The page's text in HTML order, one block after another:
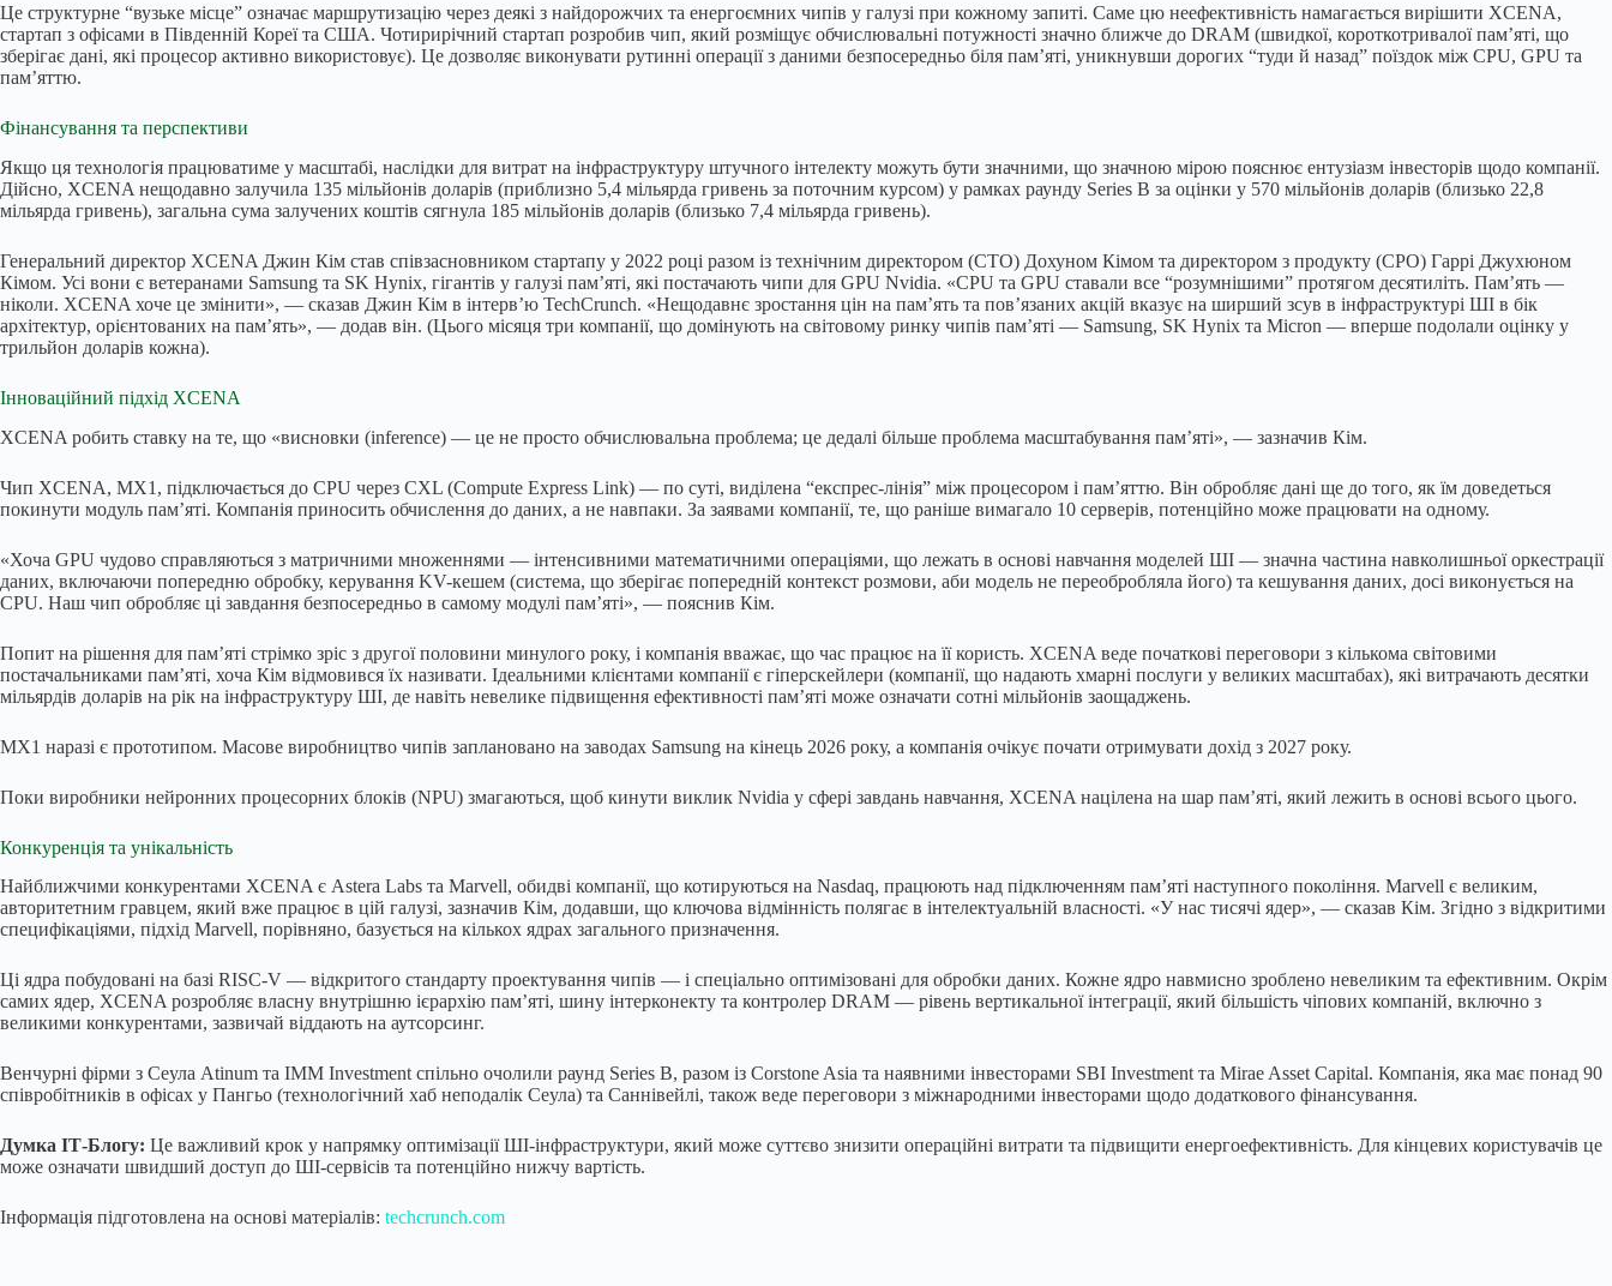
Це структурне “вузьке місце” означає маршрутизацію через деякі з найдорожчих та енергоємних чипів у галузі при кожному запиті. Саме цю неефективність намагається вирішити XCENA,
стартап з офісами в Південній Кореї та США. Чотирирічний стартап розробив чип, який розміщує обчислювальні потужності значно ближче до DRAM (швидкої, короткотривалої пам’яті, що
зберігає дані, які процесор активно використовує). Це дозволяє виконувати рутинні операції з даними безпосередньо біля пам’яті, уникнувши дорогих “туди й назад” поїздок між CPU, GPU та
пам’яттю.
Фінансування та перспективи
Якщо ця технологія працюватиме у масштабі, наслідки для витрат на інфраструктуру штучного інтелекту можуть бути значними, що значною мірою пояснює ентузіазм інвесторів щодо компанії.
Дійсно, XCENA нещодавно залучила 135 мільйонів доларів (приблизно 5,4 мільярда гривень за поточним курсом) у рамках раунду Series B за оцінки у 570 мільйонів доларів (близько 22,8
мільярда гривень), загальна сума залучених коштів сягнула 185 мільйонів доларів (близько 7,4 мільярда гривень).
Генеральний директор XCENA Джин Кім став співзасновником стартапу у 2022 році разом із технічним директором (CTO) Дохуном Кімом та директором з продукту (CPO) Гаррі Джухюном
Кімом. Усі вони є ветеранами Samsung та SK Hynix, гігантів у галузі пам’яті, які постачають чипи для GPU Nvidia. «CPU та GPU ставали все “розумнішими” протягом десятиліть. Пам’ять —
ніколи. XCENA хоче це змінити», — сказав Джин Кім в інтерв’ю TechCrunch. «Нещодавнє зростання цін на пам’ять та пов’язаних акцій вказує на ширший зсув в інфраструктурі ШІ в бік
архітектур, орієнтованих на пам’ять», — додав він. (Цього місяця три компанії, що домінують на світовому ринку чипів пам’яті — Samsung, SK Hynix та Micron — вперше подолали оцінку у
трильйон доларів кожна).
Інноваційний підхід XCENA
XCENA робить ставку на те, що «висновки (inference) — це не просто обчислювальна проблема; це дедалі більше проблема масштабування пам’яті», — зазначив Кім.
Чип XCENA, MX1, підключається до CPU через CXL (Compute Express Link) — по суті, виділена “експрес-лінія” між процесором і пам’яттю. Він обробляє дані ще до того, як їм доведеться
покинути модуль пам’яті. Компанія приносить обчислення до даних, а не навпаки. За заявами компанії, те, що раніше вимагало 10 серверів, потенційно може працювати на одному.
«Хоча GPU чудово справляються з матричними множеннями — інтенсивними математичними операціями, що лежать в основі навчання моделей ШІ — значна частина навколишньої оркестрації
даних, включаючи попередню обробку, керування KV-кешем (система, що зберігає попередній контекст розмови, аби модель не переобробляла його) та кешування даних, досі виконується на
CPU. Наш чип обробляє ці завдання безпосередньо в самому модулі пам’яті», — пояснив Кім.
Попит на рішення для пам’яті стрімко зріс з другої половини минулого року, і компанія вважає, що час працює на її користь. XCENA веде початкові переговори з кількома світовими
постачальниками пам’яті, хоча Кім відмовився їх називати. Ідеальними клієнтами компанії є гіперскейлери (компанії, що надають хмарні послуги у великих масштабах), які витрачають десятки
мільярдів доларів на рік на інфраструктуру ШІ, де навіть невелике підвищення ефективності пам’яті може означати сотні мільйонів заощаджень.
MX1 наразі є прототипом. Масове виробництво чипів заплановано на заводах Samsung на кінець 2026 року, а компанія очікує почати отримувати дохід з 2027 року.
Поки виробники нейронних процесорних блоків (NPU) змагаються, щоб кинути виклик Nvidia у сфері завдань навчання, XCENA націлена на шар пам’яті, який лежить в основі всього цього.
Конкуренція та унікальність
Найближчими конкурентами XCENA є Astera Labs та Marvell, обидві компанії, що котируються на Nasdaq, працюють над підключенням пам’яті наступного покоління. Marvell є великим,
авторитетним гравцем, який вже працює в цій галузі, зазначив Кім, додавши, що ключова відмінність полягає в інтелектуальній власності. «У нас тисячі ядер», — сказав Кім. Згідно з відкритими
специфікаціями, підхід Marvell, порівняно, базується на кількох ядрах загального призначення.
Ці ядра побудовані на базі RISC-V — відкритого стандарту проектування чипів — і спеціально оптимізовані для обробки даних. Кожне ядро навмисно зроблено невеликим та ефективним. Окрім
самих ядер, XCENA розробляє власну внутрішню ієрархію пам’яті, шину інтерконекту та контролер DRAM — рівень вертикальної інтеграції, який більшість чіпових компаній, включно з
великими конкурентами, зазвичай віддають на аутсорсинг.
Венчурні фірми з Сеула Atinum та IMM Investment спільно очолили раунд Series B, разом із Corstone Asia та наявними інвесторами SBI Investment та Mirae Asset Capital. Компанія, яка має понад 90
співробітників в офісах у Пангьо (технологічний хаб неподалік Сеула) та Саннівейлі, також веде переговори з міжнародними інвесторами щодо додаткового фінансування.
Думка ІТ-Блогу: Це важливий крок у напрямку оптимізації ШІ-інфраструктури, який може суттєво знизити операційні витрати та підвищити енергоефективність. Для кінцевих користувачів це
може означати швидший доступ до ШІ-сервісів та потенційно нижчу вартість.
Інформація підготовлена на основі матеріалів: techcrunch.com